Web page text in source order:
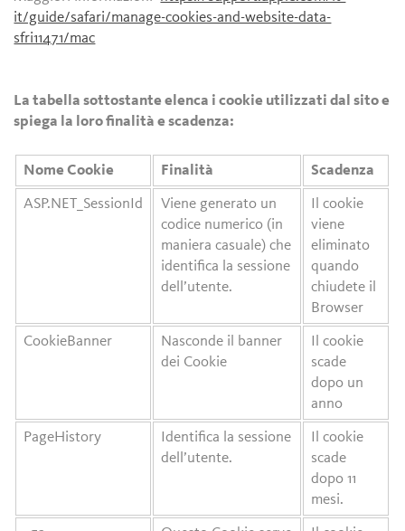
it/guide/safari/manage-cookies-and-website-data-
sfri11471/mac
La tabella sottostante elenca i cookie utilizzati dal sito e
spiega la loro finalità e scadenza:
Nome Cookie Finalità Scadenza
ASP.NET_SessionId
Viene generato un
codice numerico (in
maniera casuale) che
identifica la sessione
dell’utente.
Il cookie
viene
eliminato
quando
chiudete il
Browser
CookieBanner
Nasconde il banner
dei Cookie
Il cookie
scade
dopo un
anno
PageHistory
Identifica la sessione
dell’utente.
Il cookie
scade
dopo 11
mesi.